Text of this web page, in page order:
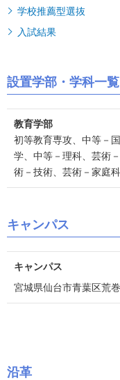
学校推薦型選抜
入試結果
設置学部・学科一覧
教育学部
初等教育専攻、中等－
学、中等－理科、芸術
術－技術、芸術－家庭
キャンパス
キャンパス
宮城県仙台市青葉区荒
沿革